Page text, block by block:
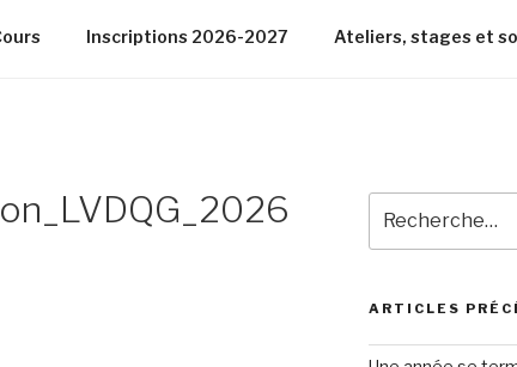
Inscriptions 2026-2027 Ateliers, stages et
pour
:
ARTICLES